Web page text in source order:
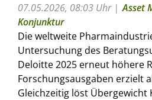
07.05.2026, 08:03 Uhr Asset
Konjunktur
Die weltweite
Untersuchung des
Deloitte 2025 erneut höhere
Forschungsausgaben erzielt
Gleichzeitig löst Übergewicht